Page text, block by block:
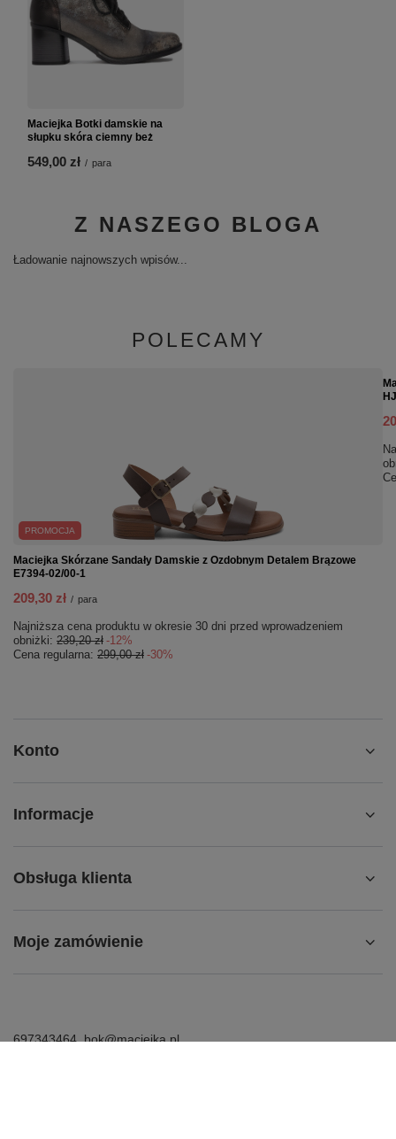
Maciejka Botki damskie na
słupku skóra ciemny beż
549,00 zł / para
Z NASZEGO BLOGA
Ładowanie najnowszych wpisów...
POLECAMY
PROMOCJA
Maciejka Skórzane Sandały Damskie z Ozdobnym Detalem Brązowe
E7394-02/00-1
209,30 zł / para
Najniższa cena produktu w okresie 30 dni przed wprowadzeniem
obniżki: 239,20 zł -12%
Cena regularna: 299,00 zł -30%
Konto
Informacje
Obsługa klienta
Moje zamówienie
697343464 bok@maciejka.pl